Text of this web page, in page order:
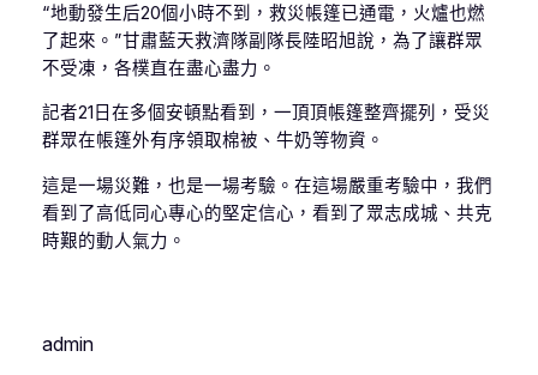
“地動發生后20個小時不到，救災帳篷已通電，火爐也燃
了起來。”甘肅藍天救濟隊副隊長陸昭旭說，為了讓群眾
不受凍，各樸直在盡心盡力。
記者21日在多個安頓點看到，一頂頂帳篷整齊擺列，受災
群眾在帳篷外有序領取棉被、牛奶等物資。
這是一場災難，也是一場考驗。在這場嚴重考驗中，我們
看到了高低同心專心的堅定信心，看到了眾志成城、共克
時艱的動人氣力。
admin